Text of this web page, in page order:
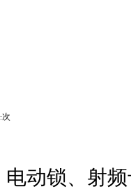
次
锁、射频